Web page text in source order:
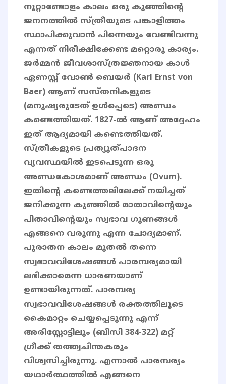
നൂറ്റാണ്ടോളം കാലം ഒരു കുഞ്ഞിൻ്റെ
ജനനത്തിൽ സ്ത്രീയുടെ പങ്കാളിത്തം
സ്ഥാപിക്കുവാൻ പിന്നെയും വേണ്ടിവന്നു
എന്നത് നിരീക്ഷിക്കേണ്ട മറ്റൊരു കാര്യം.
ജർമ്മൻ ജീവശാസ്ത്രജ്ഞനായ കാൾ
ഏണസ്റ്റ് വോൺ ബെയർ (Karl Ernst von
Baer) ആണ് സസ്തനികളുടെ
(മനുഷ്യരുടേത് ഉൾപ്പെടെ) അണ്ഡം
കണ്ടെത്തിയത്. 1827-ൽ ആണ് അദ്ദേഹം
ഇത് ആദ്യമായി കണ്ടെത്തിയത്.
സ്ത്രീകളുടെ പ്രത്യുത്പാദന
വ്യവസ്ഥയിൽ ഇടപെടുന്ന ഒരു
അണ്ഡകോശമാണ് അണ്ഡം (Ovum).
ഇതിൻ്റെ കണ്ടെത്തലിലേക്ക് നയിച്ചത്
ജനിക്കുന്ന കുഞ്ഞിൽ മാതാവിന്റെയും
പിതാവിൻ്റെയും സ്വഭാവ ഗുണങ്ങൾ
എങ്ങനെ വരുന്നു എന്ന ചോദ്യമാണ്.
പുരാതന കാലം മുതൽ തന്നെ
സ്വഭാവവിശേഷങ്ങൾ പാരമ്പര്യമായി
ലഭിക്കാമെന്ന ധാരണയാണ്
ഉണ്ടായിരുന്നത്. പാരമ്പര്യ
സ്വഭാവവിശേഷങ്ങൾ രക്തത്തിലൂടെ
കൈമാറ്റം ചെയ്യപ്പെടുന്നു എന്ന്
അരിസ്റ്റോട്ടിലും (ബിസി 384-322) മറ്റ്
ഗ്രീക്ക് തത്ത്വചിന്തകരും
വിശ്വസിച്ചിരുന്നു. എന്നാൽ പാരമ്പര്യം
യഥാർത്ഥത്തിൽ എങ്ങനെ